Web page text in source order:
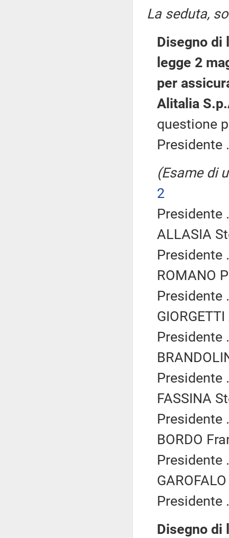
La seduta,
Disegno di
legge 2
per
Alitalia
questione
Presidente
(Esame di
2
Presidente
ALLASIA
Presidente
ROMANO
Presidente
Presidente
Presidente
FASSINA
Presidente
BORDO
Presidente
Presidente
Disegno di